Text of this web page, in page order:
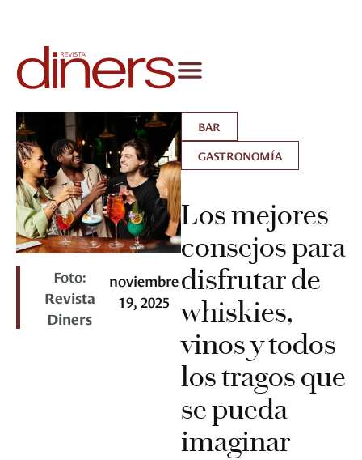
Foto:
Revista
Diners
noviembre
19, 2025
BAR
GASTRONOMÍA
Los mejores
consejos para
disfrutar de
whiskies,
vinos y todos
los tragos que
se pueda
imaginar